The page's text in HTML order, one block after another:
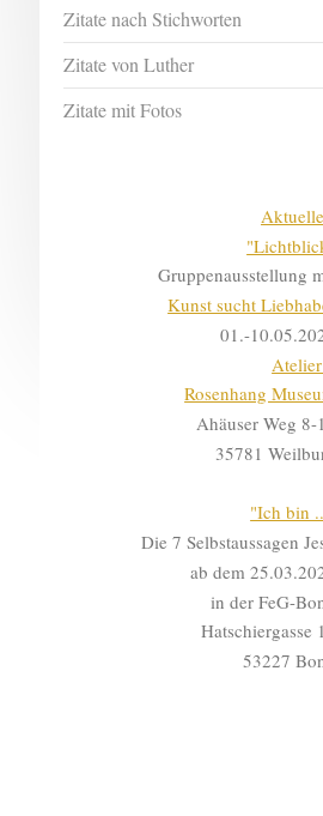
Zitate nach Stichworten
Zitate von Luther
Zitate mit Fotos
Gruppenausstellung
Kunst sucht
01.-
Atelier
Rosenhang
Ahäuser Weg 8-
35781
"Ich bin
Die 7 Selbstaussagen
ab dem
in der FeG-
Hatschiergasse
53227